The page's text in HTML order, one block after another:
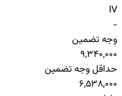
IV
-
وجه تضمین
9,340,000
حداقل وجه تضمین
6,538,000